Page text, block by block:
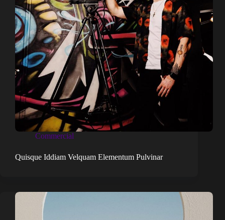
Commercial
Quisque Iddiam Velquam Elementum Pulvinar